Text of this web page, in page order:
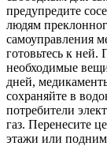
предупредите
людям
самоуправления
готовьтесь к ней.
необходимые
дней,
сохраняйте в
потребители
газ. Перенесите
этажи или